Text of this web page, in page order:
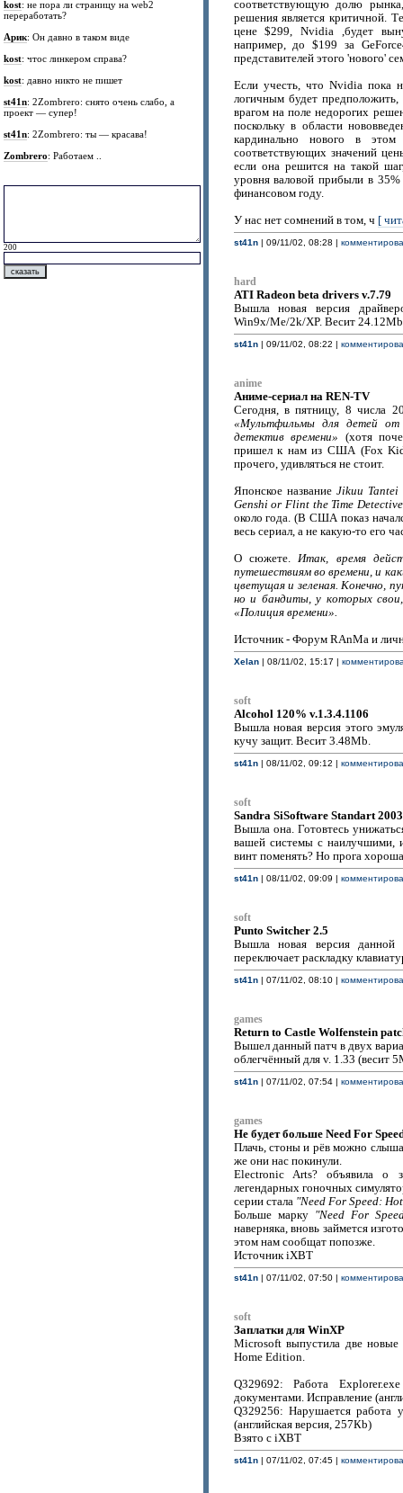
kost: не пора ли страницу на web2
переработать?
Арик: Он давно в таком виде
kost: чтос линкером справа?
kost: давно никто не пишет
st41n: 2Zombrero: снято очень слабо, а
проект — супер!
st41n: 2Zombrero: ты — красава!
Zombrero: Работаем ..
200
соответствующую долю рынка,
решения является критичной.
цене $299, Nvidia ,будет
например, до $199 за
представителей этого 'нового'
Если учесть, что Nvidia пока
логичным будет
врагом на поле недорогих
поскольку в области
кардинально нового в
соответствующих значений
если она решится на такой
уровня валовой прибыли в
финансовом году.
У нас нет сомнений в том, ч [
st41n| 09/11/02, 08:28 |
hard
ATI Radeon beta drivers v.7.79
Вышла новая версия
Win9x/Me/2k/XP. Весит
st41n| 09/11/02, 08:22 |
anime
Аниме-сериал на REN-TV
Сегодня, в пятницу, 8 числа
«Мультфильмы для детей
детектив времени» (хотя
пришел к нам из США (Fox
прочего, удивляться не стоит.
Японское название Jikuu Tantei
Genshi or Flint the Time Detective
около года. (В США показ
весь сериал, а не какую-то его
О сюжете.Итак, время
путешествиям во времени, и
цветущая и зеленая. Конечно,
но и бандиты, у которых
«Полиция времени».
Источник - Форум RAnMa и
Xelan| 08/11/02, 15:17 |
soft
Alcohol 120% v.1.3.4.1106
Вышла новая версия этого
кучу защит. Весит 3.48Mb.
st41n| 08/11/02, 09:12 |
soft
Sandra SiSoftware Standart 2003
Вышла она. Готовтесь
вашей системы с наилучшими,
винт поменять? Но прога
st41n| 08/11/02, 09:09 |
soft
Punto Switcher 2.5
Вышла новая версия данной
переключает раскладку
st41n| 07/11/02, 08:10 |
games
Return to Castle Wolfenstein
Вышел данный патч в двух
облегчённый для v. 1.33 (весит
st41n| 07/11/02, 07:54 |
games
Не будет больше Need For
Плачь, стоны и рёв можно
же они нас покинули.
Electronic Arts? объявила о
легендарных гоночных
серии стала "Need For Speed:
Больше марку "Need For
наверняка, вновь займется
этом нам сообщат попозже.
Источник iXBT
st41n| 07/11/02, 07:50 |
soft
Заплатки для WinXP
Microsoft выпустила две новые
Home Edition.
Q329692: Работа
документами. Исправление
Q329256: Нарушается работа
(английская версия, 257Кb)
Взято с iXBT
st41n| 07/11/02, 07:45 |